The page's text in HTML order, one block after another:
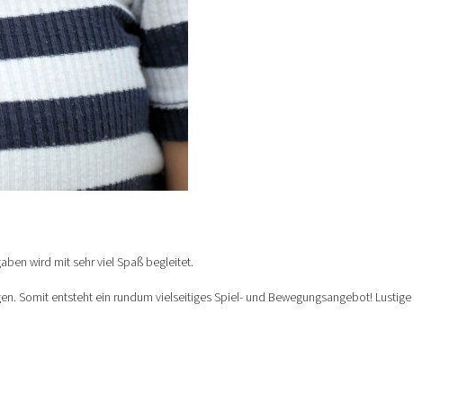
wird mit sehr viel Spaß begleitet.
Somit entsteht ein rundum vielseitiges Spiel- und Bewegungsangebot! Lustige